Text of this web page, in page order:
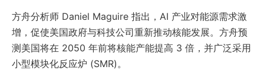
方舟分析师 Daniel Maguire 指出，AI 产业对能源需求激
增，促使美国政府与科技公司重新推动核能发展。方舟预
测美国将在 2050 年前将核能产能提高 3 倍，并广泛采用
小型模块化反应炉 (SMR)。